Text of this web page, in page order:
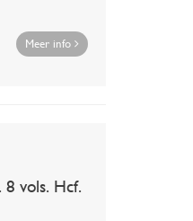
Meer info
vols. Hcf.